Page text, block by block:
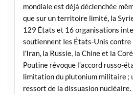
mondiale est déjà déclenchée
que sur un territoire limité, la
129 États et 16 organisations
soutiennent les États-Unis contre
l’Iran, la Russie, la Chine et la
Poutine révoque l’accord russo-
limitation du plutonium militaire ;
ressort de la dissuasion